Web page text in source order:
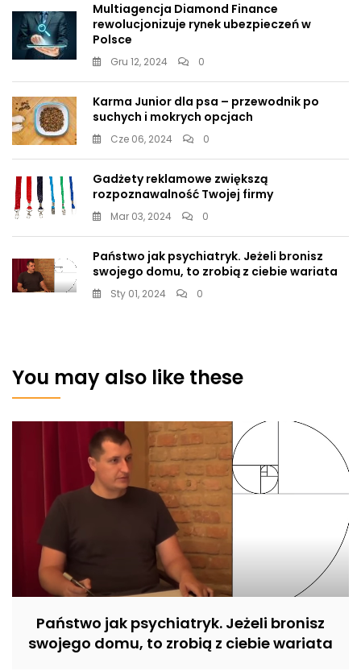
Multiagencja Diamond Finance
rewolucjonizuje rynek ubezpieczeń w
Polsce
Gru 12, 2024 0
Karma Junior dla psa – przewodnik po
suchych i mokrych opcjach
Cze 06, 2024 0
Gadżety reklamowe zwiększą
rozpoznawalność Twojej firmy
Mar 03, 2024 0
Państwo jak psychiatryk. Jeżeli bronisz
swojego domu, to zrobią z ciebie wariata
Sty 01, 2024 0
You may also like these
Państwo jak psychiatryk. Jeżeli bronisz
swojego domu, to zrobią z ciebie wariata